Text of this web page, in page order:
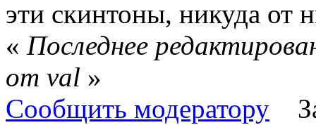
эти скинтоны, никуда от
« Последнее
от val »
Сообщить модератору